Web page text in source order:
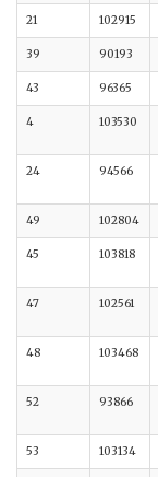
21 102915
39 90193
43 96365
4 103530
24 94566
49 102804
45 103818
47 102561
48 103468
52 93866
53 103134